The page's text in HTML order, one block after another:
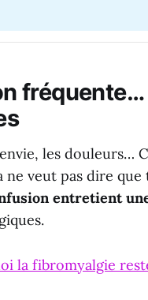
fréquente…
les douleurs…
ne veut pas dire
entretient
la fibromyalgie